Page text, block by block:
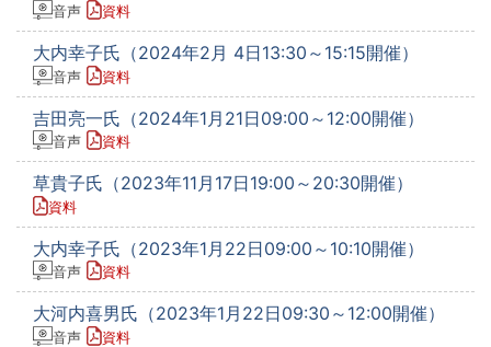
音声 資料
大内幸子氏（2024年2月 4日13:30～15:15開催）
音声 資料
吉田亮一氏（2024年1月21日09:00～12:00開催）
音声 資料
草貴子氏（2023年11月17日19:00～20:30開催）
資料
大内幸子氏（2023年1月22日09:00～10:10開催）
音声 資料
大河内喜男氏（2023年1月22日09:30～12:00開催）
音声 資料